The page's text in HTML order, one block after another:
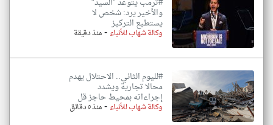
والأخير يرد: شخص لا
يستطيع التركيز
وكالة شهاب للأنباء -منذ دقيقة
#لليوم الثاني.. الاحتلال يهدم
محالا تجارية ويشدد
إجراءاته بمحيط حاجز قل
وكالة شهاب للأنباء -منذ ٥ دقائق